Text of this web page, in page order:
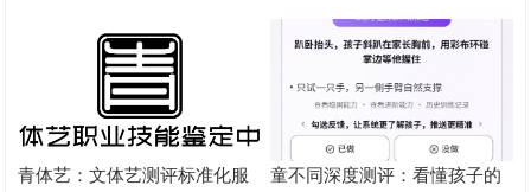
差！陕西家长读懂背后的心理
根源
青体艺：文体艺测评标准化服
童不同深度测评：看懂孩子的